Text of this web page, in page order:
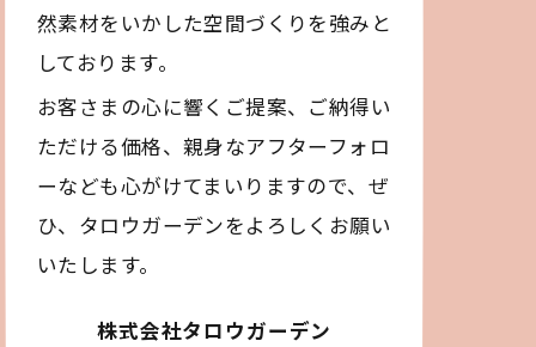
然素材をいかした空間づくりを強みと
しております。
お客さまの心に響くご提案、ご納得い
ただける価格、親身なアフターフォロ
ーなども心がけてまいりますので、ぜ
ひ、タロウガーデンをよろしくお願い
いたします。
株式会社タロウガーデン